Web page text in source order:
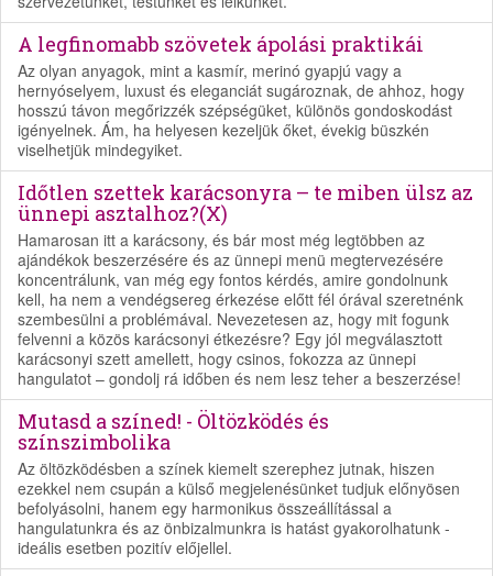
A legfinomabb szövetek ápolási praktikái
Az olyan anyagok, mint a kasmír, merinó gyapjú vagy a
hernyóselyem, luxust és eleganciát sugároznak, de ahhoz, hogy
hosszú távon megőrizzék szépségüket, különös gondoskodást
igényelnek. Ám, ha helyesen kezeljük őket, évekig büszkén
viselhetjük mindegyiket.
Időtlen szettek karácsonyra – te miben ülsz az
ünnepi asztalhoz?(X)
Hamarosan itt a karácsony, és bár most még legtöbben az
ajándékok beszerzésére és az ünnepi menü megtervezésére
koncentrálunk, van még egy fontos kérdés, amire gondolnunk
kell, ha nem a vendégsereg érkezése előtt fél órával szeretnénk
szembesülni a problémával. Nevezetesen az, hogy mit fogunk
felvenni a közös karácsonyi étkezésre? Egy jól megválasztott
karácsonyi szett amellett, hogy csinos, fokozza az ünnepi
hangulatot – gondolj rá időben és nem lesz teher a beszerzése!
Mutasd a színed! - Öltözködés és
színszimbolika
Az öltözködésben a színek kiemelt szerephez jutnak, hiszen
ezekkel nem csupán a külső megjelenésünket tudjuk előnyösen
befolyásolni, hanem egy harmonikus összeállítással a
hangulatunkra és az önbizalmunkra is hatást gyakorolhatunk -
ideális esetben pozitív előjellel.